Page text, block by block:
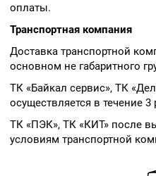
оплаты.
Транспортная компания
Доставка транспортной
основном не габаритного
ТК «Байкал сервис», ТК
осуществляется в течение
ТК «ПЭК», ТК «КИТ» после
условиям транспортной